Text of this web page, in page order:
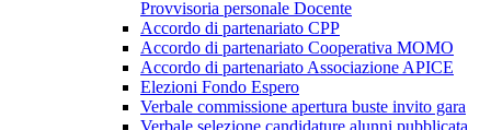
Provvisoria personale Docente
Accordo di partenariato CPP
Accordo di partenariato Cooperativa MOMO
Accordo di partenariato Associazione APICE
Elezioni Fondo Espero
Verbale commissione apertura buste invito gara